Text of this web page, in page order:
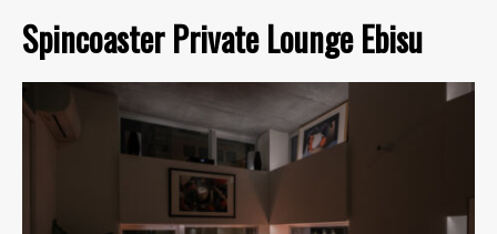
Spincoaster Private Lounge Ebisu